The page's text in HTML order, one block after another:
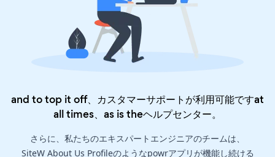
and to top it off、カスタマーサポートが利用可能ですat
all times、as is theヘルプセンター。
さらに、私たちのエキスパートエンジニアのチームは、
SiteW About Us Profileのようなpowrアプリが機能し続ける